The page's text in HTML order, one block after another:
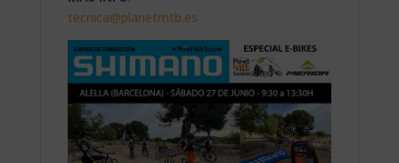
tecnica@planetmtb.es